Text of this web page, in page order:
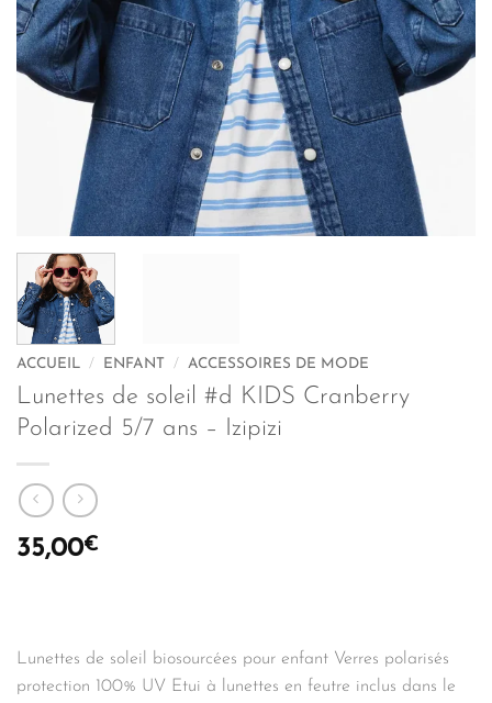
ACCUEIL / ENFANT / ACCESSOIRES DE MODE
Lunettes de soleil #d KIDS Cranberry
Polarized 5/7 ans – Izipizi
35,00€
Lunettes de soleil biosourcées pour enfant Verres polarisés
protection 100% UV Etui à lunettes en feutre inclus dans le